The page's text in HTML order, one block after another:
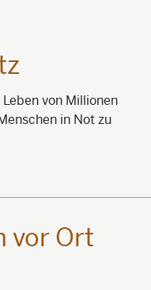
von Millionen
in Not zu
vor Ort